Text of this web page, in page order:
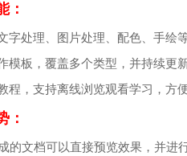
：
字处理、图片处理、配色、手绘
模板，覆盖多个类型，并持续更
程，支持离线浏览观看学习，方
：
的文档可以直接预览效果，并进